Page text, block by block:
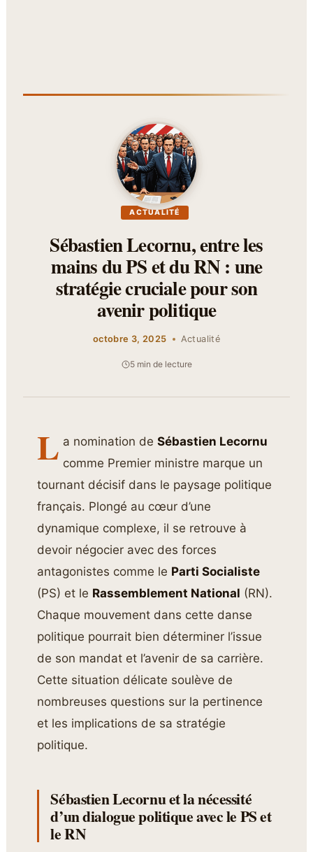
ACTUALITÉ
Sébastien Lecornu, entre les
mains du PS et du RN : une
stratégie cruciale pour son
avenir politique
octobre 3, 2025 Actualité
5 min de lecture
L a nomination deSébastien Lecornu
comme Premier ministre marque un
tournant décisif dans le paysage politique
français. Plongé au cœur d’une
dynamique complexe, il se retrouve à
devoir négocier avec des forces
antagonistes comme le Parti Socialiste
(PS) et le Rassemblement National (RN).
Chaque mouvement dans cette danse
politique pourrait bien déterminer l’issue
de son mandat et l’avenir de sa carrière.
Cette situation délicate soulève de
nombreuses questions sur la pertinence
et les implications de sa stratégie
politique.
Sébastien Lecornu et la nécessité
d’un dialogue politique avec le PS et
le RN